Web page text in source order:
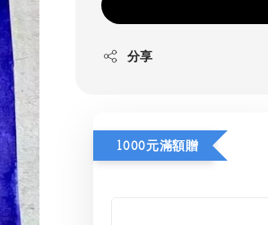
分享
1000元滿額贈